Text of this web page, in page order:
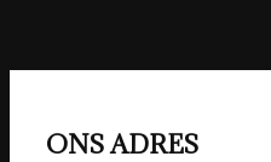
ONS ADRES